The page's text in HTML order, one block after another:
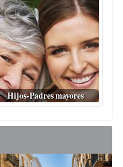
Hijos-Padres mayores